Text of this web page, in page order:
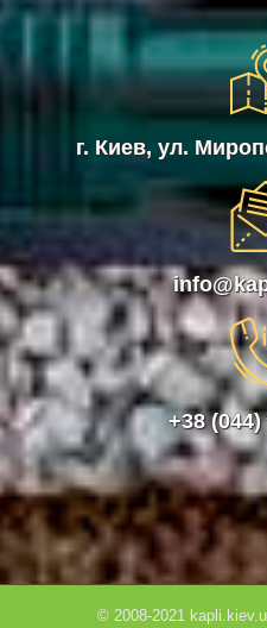
г. Киев, ул.
+38 (044)
© 2008-2021